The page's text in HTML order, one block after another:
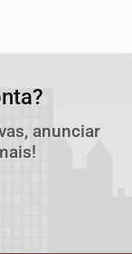
anunciar